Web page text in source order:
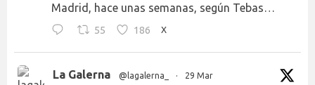
Madrid, hace unas semanas, según Tebas…
55 186 X
La Galerna @lagalerna_ · 29 Mar